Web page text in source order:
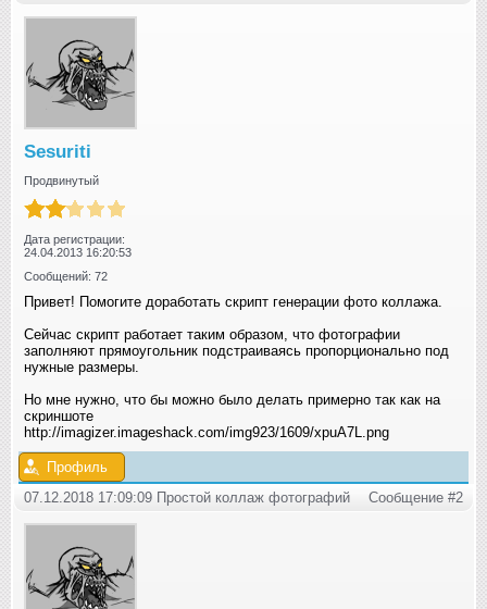
Sesuriti
Продвинутый
Дата регистрации:
24.04.2013 16:20:53
Сообщений: 72
Привет! Помогите доработать скрипт генерации фото коллажа.
Сейчас скрипт работает таким образом, что фотографии
заполняют прямоугольник подстраиваясь пропорционально под
нужные размеры.
Но мне нужно, что бы можно было делать примерно так как на
скриншоте
http://imagizer.imageshack.com/img923/1609/xpuA7L.png
Профиль
07.12.2018 17:09:09 Простой коллаж фотографий
Сообщение #2